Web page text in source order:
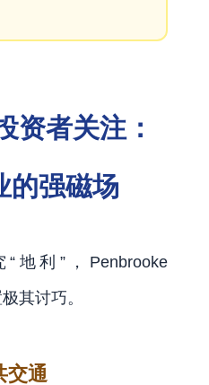
资者关注：
的强磁场
地利”，Penbrooke
其讨巧。
交通